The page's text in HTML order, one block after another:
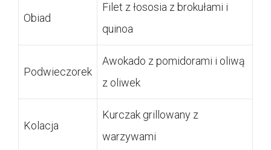
Obiad
Filet z łososia z brokułami i
quinoa
Podwieczorek
Awokado z pomidorami i oliwą
z oliwek
Kolacja
Kurczak grillowany z
warzywami